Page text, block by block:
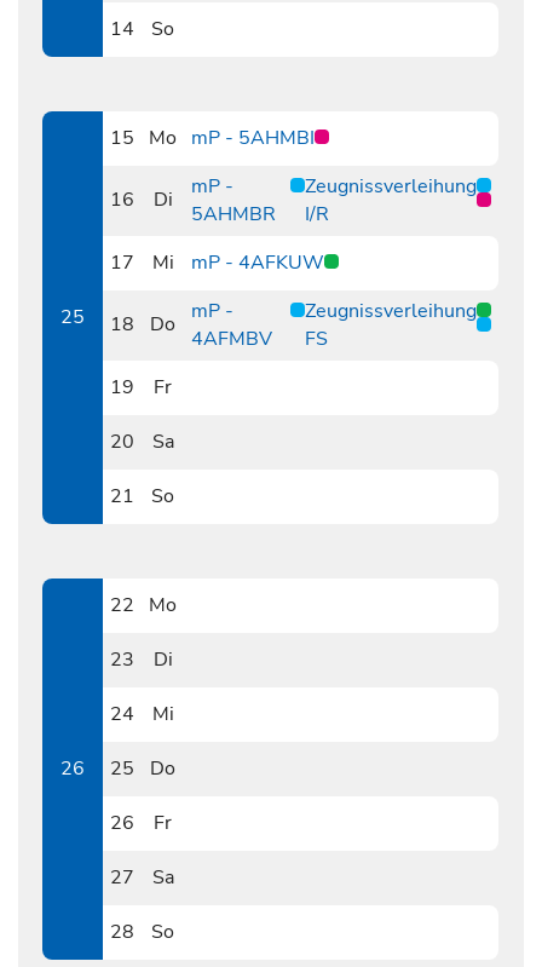
14
So
25
15
Mo mP - 5AHMBI
16
Di
mP -
5AHMBR
Zeugnissverleihung
I/R
17
Mi mP - 4AFKUW
18
Do
mP -
4AFMBV
Zeugnissverleihung
FS
19
Fr
20
Sa
21
So
26
22
Mo
23
Di
24
Mi
25
Do
26
Fr
27
Sa
28
So